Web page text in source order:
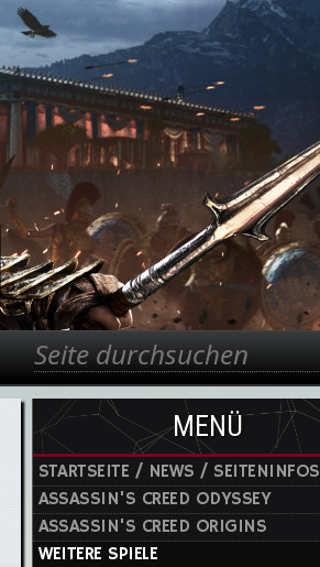
Suchformular
Suche
MENÜ
STARTSEITE / NEWS / SEITENINFOS
ASSASSIN'S CREED ODYSSEY
ASSASSIN'S CREED ORIGINS
WEITERE SPIELE